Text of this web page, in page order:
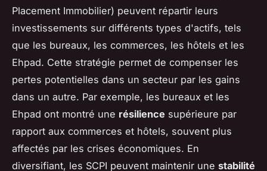
Placement Immobilier) peuvent répartir leurs
investissements sur différents types d'actifs, tels
que les bureaux, les commerces, les hôtels et les
Ehpad. Cette stratégie permet de compenser les
pertes potentielles dans un secteur par les gains
dans un autre. Par exemple, les bureaux et les
Ehpad ont montré une résilience supérieure par
rapport aux commerces et hôtels, souvent plus
affectés par les crises économiques. En
diversifiant, les SCPI peuvent maintenir une stabilité